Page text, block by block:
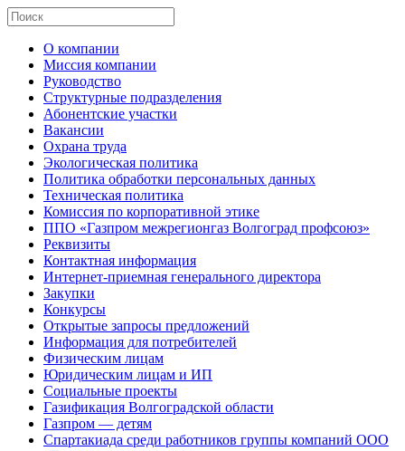
О компании
Миссия компании
Руководство
Структурные подразделения
Абонентские участки
Вакансии
Охрана труда
Экологическая политика
Политика обработки персональных данных
Техническая политика
Комиссия по корпоративной этике
ППО «Газпром межрегионгаз Волгоград профсоюз»
Реквизиты
Контактная информация
Интернет-приемная генерального директора
Закупки
Конкурсы
Открытые запросы предложений
Информация для потребителей
Физическим лицам
Юридическим лицам и ИП
Социальные проекты
Газификация Волгоградской области
Газпром — детям
Спартакиада среди работников группы компаний ООО